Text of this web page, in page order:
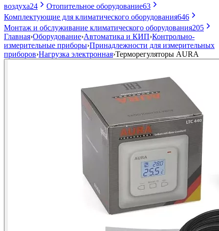
воздуха24 Отопительное оборудование63
Комплектующие для климатического оборудования646
Монтаж и обслуживание климатического оборудования205
Главная›Оборудование›Автоматика и КИП›Контрольно-
измерительные приборы›Принадлежности для измерительных
приборов›Нагрузка электронная›Терморегуляторы AURA